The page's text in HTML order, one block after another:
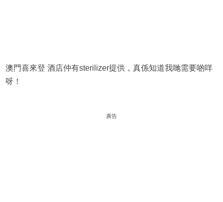
澳門喜來登 酒店仲有sterilizer提供，真係知道我哋需要啲咩
呀！
廣告